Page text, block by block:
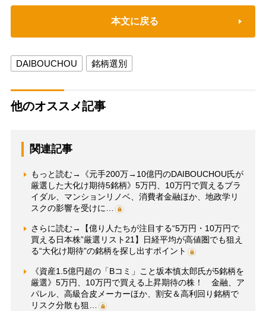
本文に戻る
DAIBOUCHOU 銘柄選別
他のオススメ記事
関連記事
もっと読む→《元手200万→10億円のDAIBOUCHOU氏が
厳選した大化け期待5銘柄》5万円、10万円で買えるブラ
イダル、マンションリノベ、消費者金融ほか、地政学リ
スクの影響を受けに…
さらに読む→【億り人たちが注目する“5万円・10万円で
買える日本株”厳選リスト21】日経平均が高値圏でも狙え
る“大化け期待”の銘柄を探し出すポイント
《資産1.5億円超の「Bコミ」こと坂本慎太郎氏が5銘柄を
厳選》5万円、10万円で買える上昇期待の株！ 金融、ア
パレル、高級合皮メーカーほか、割安＆高利回り銘柄で
リスク分散も狙…